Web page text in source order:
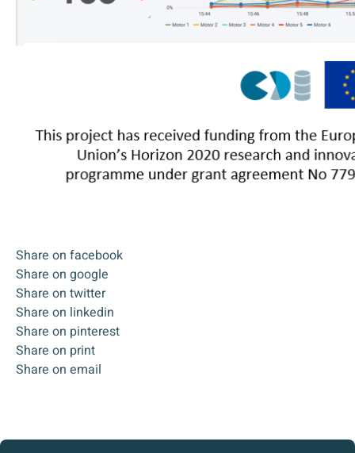
Share on facebook
Share on google
Share on twitter
Share on linkedin
Share on pinterest
Share on print
Share on email